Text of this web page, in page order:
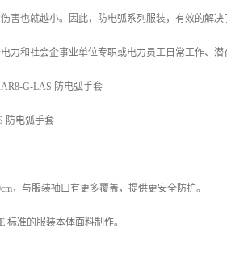
害也就越小。因此，防电弧系列服装，有效的解
力和社会企事业单位专职或电力员工日常工作、
G-LAS 防电弧手套
防电弧手套
，与服装袖口有更多覆盖，提供更安全防护。
标准的服装本体面料制作。